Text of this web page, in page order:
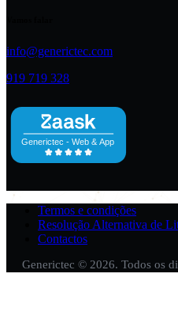
info@generictec.com
919 719 328
Termos e condições
Resolução Alternativa de
Contactos
Generictec © 2026. Todos os